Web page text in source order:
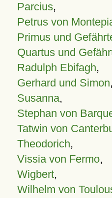
Parcius,
Petrus von
Primus und
Quartus und
Radulph Ebifagh,
Gerhard und Simon,
Susanna,
Stephan von
Tatwin von
Theodorich,
Vissia von Fermo,
Wigbert,
Wilhelm von